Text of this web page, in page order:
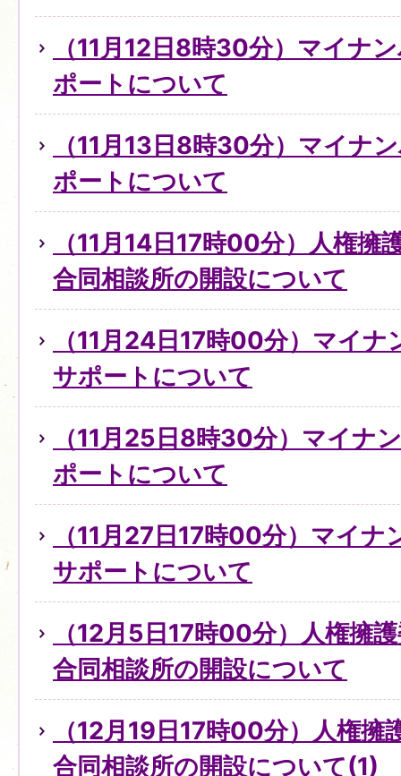
（11月12日8時30分）マイナ
ポートについて
（11月13日8時30分）マイナ
ポートについて
（11月14日17時00分）人権擁
合同相談所の開設について
（11月24日17時00分）マイ
サポートについて
（11月25日8時30分）マイナ
ポートについて
（11月27日17時00分）マイ
サポートについて
（12月5日17時00分）人権擁
合同相談所の開設について
（12月19日17時00分）人権擁
合同相談所の開設について(1)